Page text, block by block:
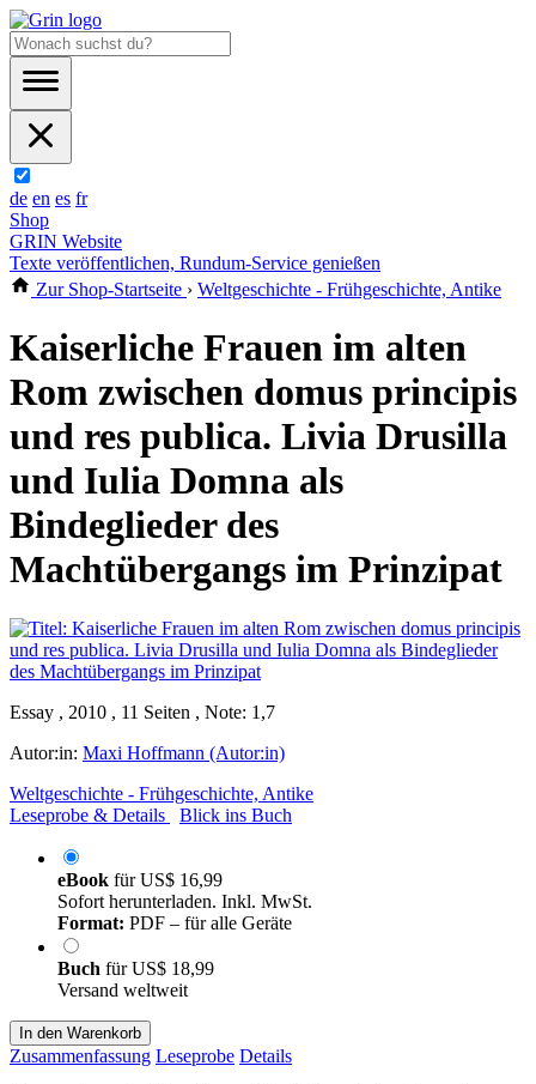
de en es fr
Shop
GRIN Website
Texte veröffentlichen, Rundum-Service genießen
Zur Shop-Startseite › Weltgeschichte - Frühgeschichte, Antike
Kaiserliche Frauen im alten
Rom zwischen domus principis
und res publica. Livia Drusilla
und Iulia Domna als
Bindeglieder des
Machtübergangs im Prinzipat
Essay , 2010 , 11 Seiten , Note: 1,7
Autor:in: Maxi Hoffmann (Autor:in)
Weltgeschichte - Frühgeschichte, Antike
Leseprobe & Details
Blick ins Buch
eBook fürUS$ 16,99
Sofort herunterladen. Inkl. MwSt.
Format: PDF – für alle Geräte
Buch fürUS$ 18,99
Versand weltweit
In den Warenkorb
Zusammenfassung Leseprobe Details